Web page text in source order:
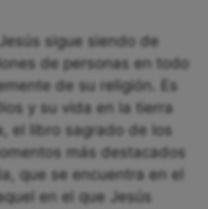
sigue siendo de
de personas en todo
de su religión. Es
y su vida en la tierra
el libro sagrado de los
más destacados
que se encuentra en el
en el que Jesús